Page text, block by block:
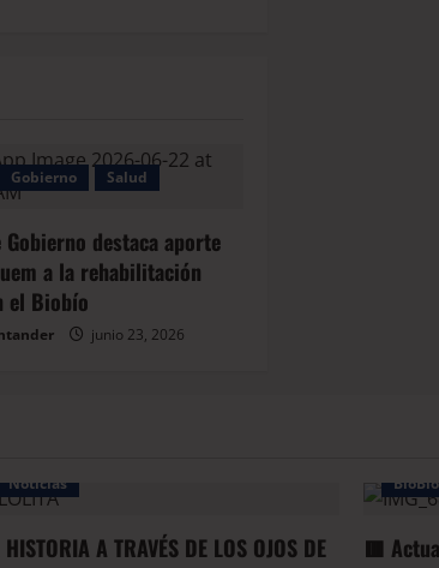
Gobierno Salud
Gobierno destaca aporte
a la rehabilitación
el Biobío
junio 23, 2026
Noticias
A TRAVÉS DE LOS OJOS DE
BioBio
🟥